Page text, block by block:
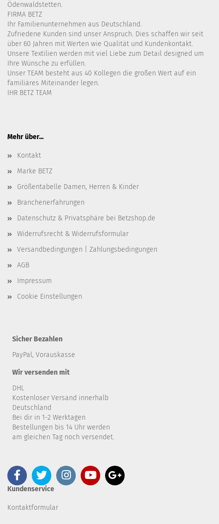
Ödenwaldstetten.
FIRMA BETZ
Ihr Familienunternehmen aus Deutschland.
Zufriedene Kunden sind unser Anspruch. Dies schaffen wir seit
über 60 Jahren mit Werten wie Qualität und Kundenkontakt.
Unsere Textilien werden mit viel Liebe zum Detail designed um
Ihre Wünsche zu erfüllen.
Unser TEAM besteht aus 40 Kollegen die großen Wert auf ein
familiäres Miteinander legen.
IHR BETZ TEAM
Mehr über...
Kontakt
Marke BETZ
Größentabelle Damen, Herren & Kinder
Branchenerfahrungen
Datenschutz & Privatsphäre bei Betzshop.de
Widerrufsrecht & Widerrufsformular
Versandbedingungen | Zahlungsbedingungen
AGB
Impressum
Cookie Einstellungen
Sicher Bezahlen
PayPal, Vorauskasse
Wir versenden mit
DHL
Kostenloser Versand innerhalb
Deutschland
Bei dir in 1-2 Werktagen
Bestellungen bis 14 Uhr werden
am gleichen Tag noch versendet.
Kundenservice
Kontaktformular